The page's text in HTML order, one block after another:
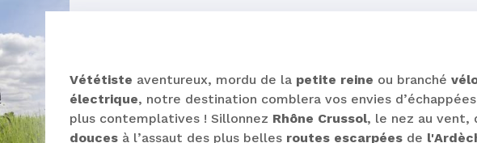
Vététiste aventureux, mordu de la petite reine ou branché
électrique, notre destination comblera vos envies
plus contemplatives ! Sillonnez Rhône Crussol, le nez au vent,
douces à l’assaut des plus belles routes escarpées de